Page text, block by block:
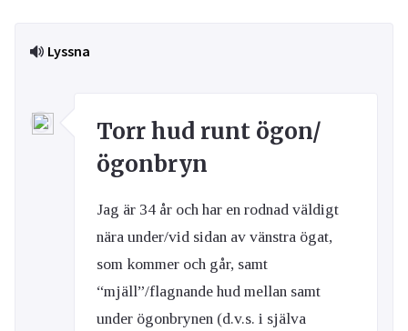
Lyssna
Torr hud runt ögon/
ögonbryn
Jag är 34 år och har en rodnad väldigt
nära under/vid sidan av vänstra ögat,
som kommer och går, samt
“mjäll”/flagnande hud mellan samt
under ögonbrynen (d.v.s. i själva